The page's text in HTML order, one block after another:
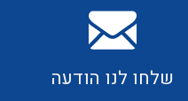
שלחו לנו הודעה